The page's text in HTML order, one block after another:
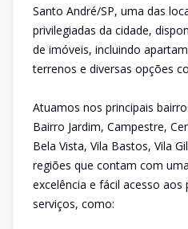
Santo André/SP, uma das
privilegiadas da cidade,
de imóveis, incluindo
terrenos e diversas opções
Atuamos nos principais
Bairro Jardim, Campestre,
Bela Vista, Vila Bastos, Vila
regiões que contam com
excelência e fácil acesso aos
serviços, como: